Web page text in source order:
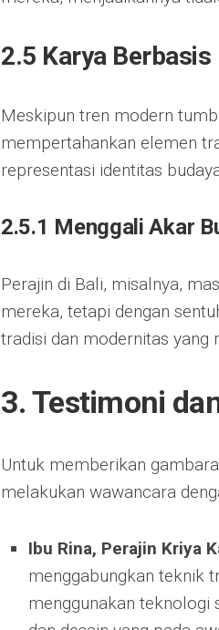
2.5 Karya
Meskipun tren modern
mempertahankan elemen
representasi identitas
2.5.1 Menggali Akar
Perajin di Bali, misalnya,
mereka, tetapi dengan
tradisi dan modernitas yang
3. Testimoni
Untuk memberikan
melakukan wawancara
Ibu Rina, Perajin Kriya
menggabungkan teknik
menggunakan teknologi